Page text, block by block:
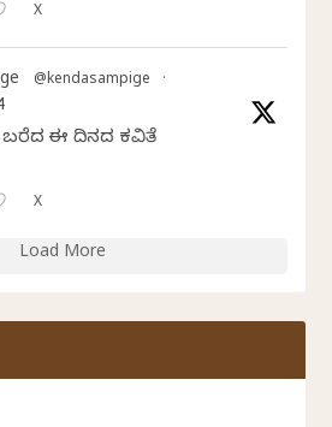
X
@kendasampige ·
ಬರೆದ ಈ ದಿನದ ಕವಿತೆ
X
Load More